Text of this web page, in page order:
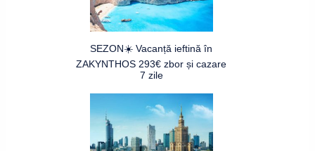
SEZON☀️ Vacanță ieftină în
ZAKYNTHOS 293€ zbor și cazare
7 zile